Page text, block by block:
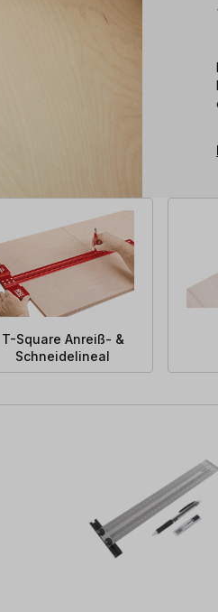
T-Square Anreiß- &
Schneidelineal